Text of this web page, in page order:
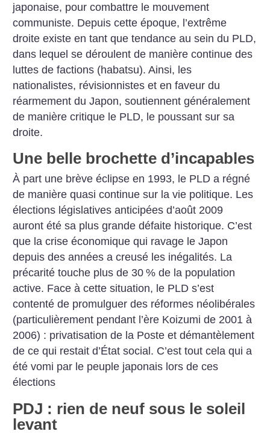
japonaise, pour combattre le mouvement
communiste. Depuis cette époque, l’extrême
droite existe en tant que tendance au sein du PLD,
dans lequel se déroulent de manière continue des
luttes de factions (habatsu). Ainsi, les
nationalistes, révisionnistes et en faveur du
réarmement du Japon, soutiennent généralement
de manière critique le PLD, le poussant sur sa
droite.
Une belle brochette d’incapables
À part une brève éclipse en 1993, le PLD a régné
de manière quasi continue sur la vie politique. Les
élections législatives anticipées d’août 2009
auront été sa plus grande défaite historique. C’est
que la crise économique qui ravage le Japon
depuis des années a creusé les inégalités. La
précarité touche plus de 30 % de la population
active. Face à cette situation, le PLD s’est
contenté de promulguer des réformes néolibérales
(particulièrement pendant l’ère Koizumi de 2001 à
2006) : privatisation de la Poste et démantèlement
de ce qui restait d’État social. C’est tout cela qui a
été vomi par le peuple japonais lors de ces
élections
PDJ : rien de neuf sous le soleil
levant